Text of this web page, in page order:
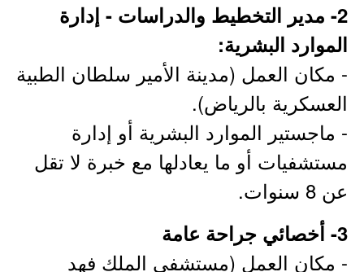
2- مدير التخطيط والدراسات - إدارة
الموارد البشرية:
- مكان العمل (مدينة الأمير سلطان الطبية
العسكرية بالرياض).
- ماجستير الموارد البشرية أو إدارة
مستشفيات أو ما يعادلها مع خبرة لا تقل
عن 8 سنوات.
3- أخصائي جراحة عامة
- مكان العمل (مستشفى الملك فهد